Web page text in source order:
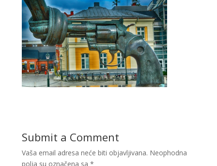
Submit a Comment
Vaša email adresa neće biti objavljivana. Neophodna
polja su označena sa *